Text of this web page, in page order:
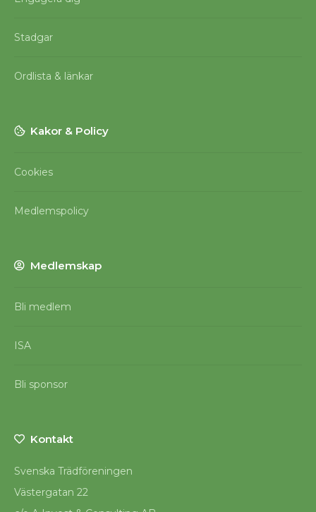
Stadgar
Ordlista & länkar
Kakor & Policy
Cookies
Medlemspolicy
Medlemskap
Bli medlem
ISA
Bli sponsor
Kontakt
Svenska Trädföreningen
Västergatan 22